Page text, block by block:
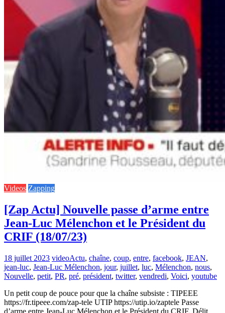
Videos Zapping
[Zap Actu] Nouvelle passe d’arme entre
Jean-Luc Mélenchon et le Président du
CRIF (18/07/23)
18 juillet 2023 videoActu, chaîne, coup, entre, facebook, JEAN,
jean-luc, Jean-Luc Mélenchon, jour, juillet, luc, Mélenchon, nous,
Nouvelle, petit, PR, pré, président, twitter, vendredi, Voici, youtube
Un petit coup de pouce pour que la chaîne subsiste : TIPEEE
https://fr.tipeee.com/zap-tele UTIP https://utip.io/zaptele Passe
d’arme entre Jean-Luc Mélenchon et le Président du CRIF, Délit